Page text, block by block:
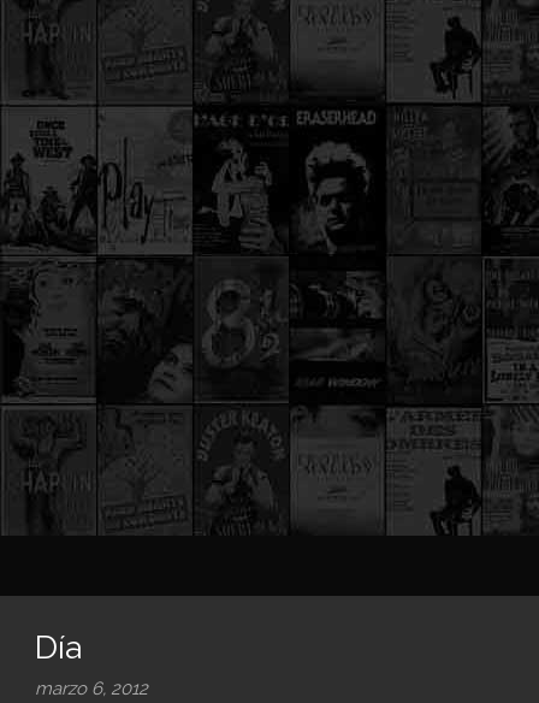
Día
marzo 6, 2012